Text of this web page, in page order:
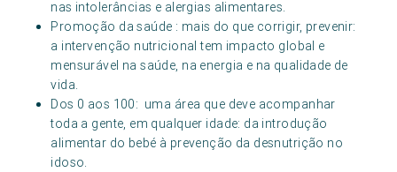
nas intolerâncias e alergias alimentares.
Promoção da saúde : mais do que corrigir, prevenir:
a intervenção nutricional tem impacto global e
mensurável na saúde, na energia e na qualidade de
vida.
Dos 0 aos 100: uma área que deve acompanhar
toda a gente, em qualquer idade: da introdução
alimentar do bebé à prevenção da desnutrição no
idoso.